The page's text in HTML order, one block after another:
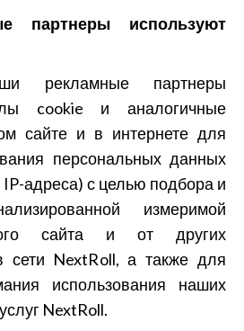
партнеры используют
рекламные партнеры
cookie и аналогичные
сайте и в интернете для
персональных данных
адреса) с целью подбора и
измеримой
сайта и от других
сети NextRoll, а также для
использования наших
NextRoll.